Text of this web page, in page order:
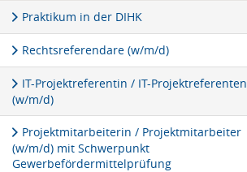
Praktikum in der DIHK
Rechtsreferendare (w/m/d)
IT-Projektreferentin / IT-Projektreferenten
(w/m/d)
Projektmitarbeiterin / Projektmitarbeiter
(w/m/d) mit Schwerpunkt
Gewerbefördermittelprüfung